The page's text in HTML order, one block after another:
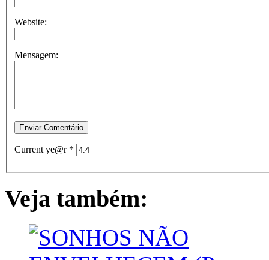
Website:
Mensagem:
Current ye@r *
Veja também: